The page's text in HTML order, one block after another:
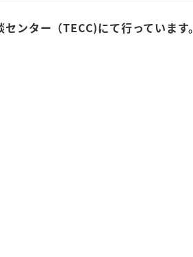
ンター（TECC)にて行っています。